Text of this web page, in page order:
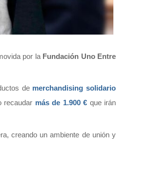
por la Fundación Uno Entre
de merchandising solidario
recaudar más de 1.900 € que irán
creando un ambiente de unión y